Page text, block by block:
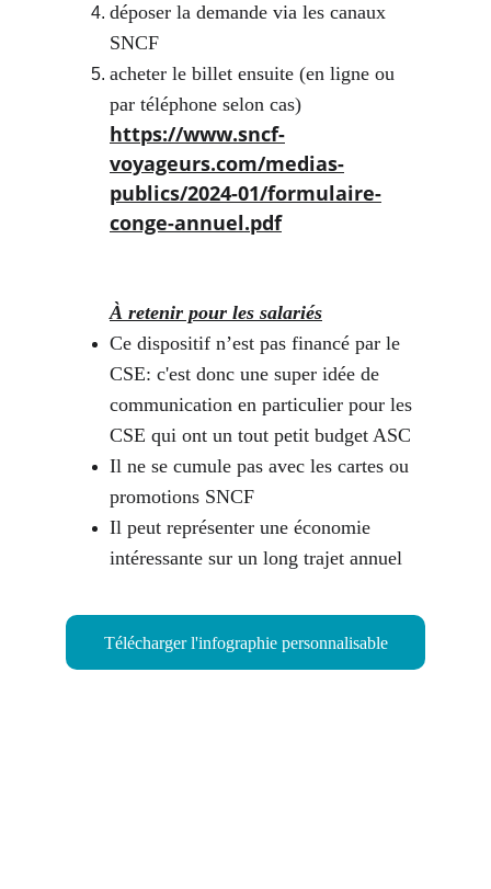
déposer la demande via les canaux
SNCF
acheter le billet ensuite (en ligne ou
par téléphone selon cas)
https://www.sncf-
voyageurs.com/medias-
publics/2024-01/formulaire-
conge-annuel.pdf
À retenir pour les salariés
Ce dispositif n’est pas financé par le
CSE: c'est donc une super idée de
communication en particulier pour les
CSE qui ont un tout petit budget ASC
Il ne se cumule pas avec les cartes ou
promotions SNCF
Il peut représenter une économie
intéressante sur un long trajet annuel
Télécharger l'infographie personnalisable